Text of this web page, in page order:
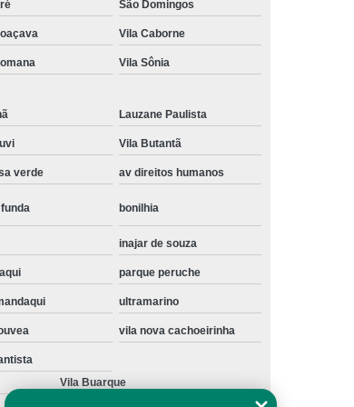
de Maquina de Lavar Samsung
Maquina de Lavar Samsung
de Lavar Roupa Instalação
Instalação de Lava e Seca
de Maquina Lava e Seca
Instalação Lava Seca
Maquina Lava e Seca Samsung
Lava e Seca Instalação
Instalação Lava e Seca
Manutenção em Fogão
São Domingos
Vila Caborne
Vila Sônia
Lauzane Paulista
Vila Butantã
verde av direitos humanos
bonilhia
inajar de souza
parque peruche
ultramarino
vila nova cachoeirinha
Vila Buarque